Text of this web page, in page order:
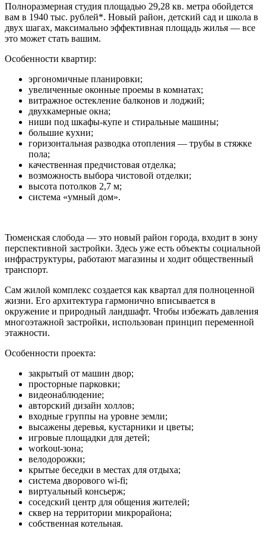
Полноразмерная студия площадью 29,28 кв. метра обойдется
вам в 1940 тыс. рублей*. Новый район, детский сад и школа в
двух шагах, максимально эффективная площадь жилья — все
это может стать вашим.
Особенности квартир:
эргономичные планировки;
увеличенные оконные проемы в комнатах;
витражное остекление балконов и лоджий;
двухкамерные окна;
ниши под шкафы-купе и стиральные машины;
большие кухни;
горизонтальная разводка отопления — трубы в стяжке
пола;
качественная предчистовая отделка;
возможность выбора чистовой отделки;
высота потолков 2,7 м;
система «умный дом».
Тюменская слобода — это новый район города, входит в зону
перспективной застройки. Здесь уже есть объекты социальной
инфраструктуры, работают магазины и ходит общественный
транспорт.
Сам жилой комплекс создается как квартал для полноценной
жизни. Его архитектура гармонично вписывается в
окружение и природный ландшафт. Чтобы избежать давления
многоэтажной застройки, использован принцип переменной
этажности.
Особенности проекта:
закрытый от машин двор;
просторные парковки;
видеонаблюдение;
авторский дизайн холлов;
входные группы на уровне земли;
высажены деревья, кустарники и цветы;
игровые площадки для детей;
workout-зона;
велодорожки;
крытые беседки в местах для отдыха;
система дворового wi-fi;
виртуальный консьерж;
соседский центр для общения жителей;
сквер на территории микрорайона;
собственная котельная.